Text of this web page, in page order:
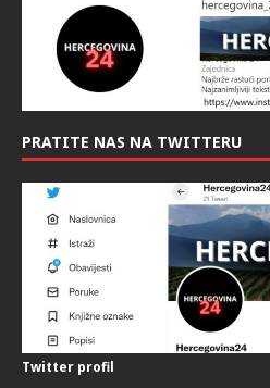
PRATITE NAS NA TWITTERU
Twitter profil